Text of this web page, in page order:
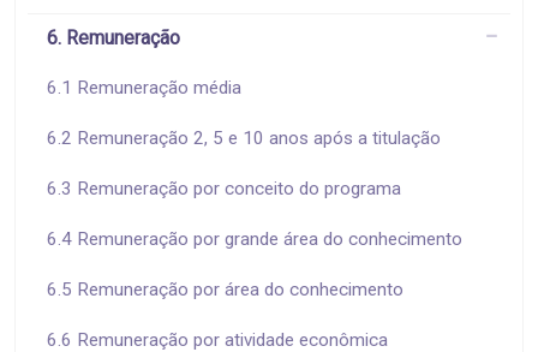
6. Remuneração
6.1 Remuneração média
6.2 Remuneração 2, 5 e 10 anos após a titulação
6.3 Remuneração por conceito do programa
6.4 Remuneração por grande área do conhecimento
6.5 Remuneração por área do conhecimento
6.6 Remuneração por atividade econômica